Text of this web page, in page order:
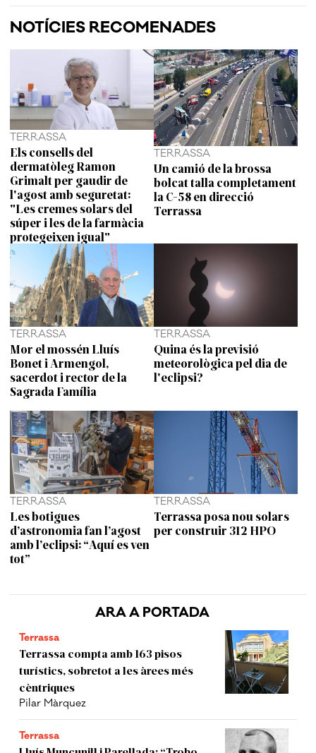
ARA A PORTADA
Terrassa
Terrassa compta amb 163 pisos
turístics, sobretot a les àrees més
cèntriques
Pilar Màrquez
Terrassa
NOTÍCIES RECOMENADES
TERRASSA
Els consells del
dermatòleg Ramon
Grimalt per gaudir de
l'agost amb seguretat:
"Les cremes solars del
súper i les de la farmàcia
protegeixen igual"
TERRASSA
Un camió de la brossa
bolcat talla completament
la C-58 en direcció
Terrassa
TERRASSA
Mor el mossén Lluís
Bonet i Armengol,
sacerdot i rector de la
Sagrada Família
TERRASSA
Quina és la previsió
meteorològica pel dia de
l'eclipsi?
TERRASSA
Les botigues
d’astronomia fan l’agost
amb l’eclipsi: “Aquí es ven
tot”
TERRASSA
Terrassa posa nou solars
per construir 312 HPO